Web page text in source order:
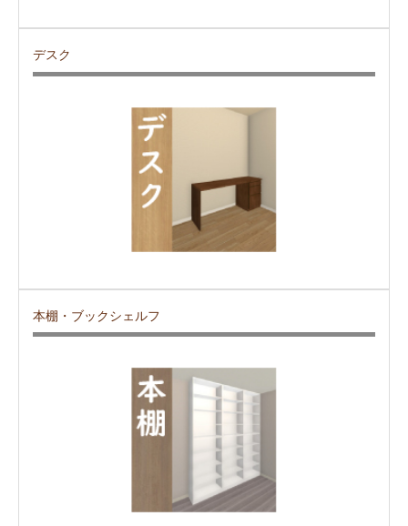
デスク
本棚・ブックシェルフ